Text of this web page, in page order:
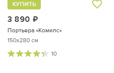
3 890
КУПИТЬ
Портьера «Комилс»
150x280 см
10